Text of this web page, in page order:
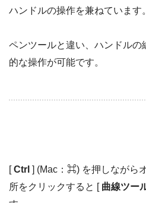
ハンドルの操作を兼ねています。
ペンツールと違い、ハンドル
的な操作が可能です。
Ctrl
] (Mac：⌘) を押しながら
所をクリックすると [ 曲線ツー